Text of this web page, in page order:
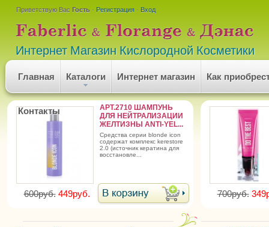
Приветствую Вас Гость · Регистрация · Вход
Интернет Магазин Кислородной Косметики
Главная Каталоги Интернет магазин Как
Контакты
АРТ.2710 ШАМПУНЬ
ДЛЯ НЕЙТРАЛИЗАЦИИ
ЖЕЛТИЗНЫ ANTI-YEL...
средства серии blonde icon
содержат комплекс kerestore
2.0 (источник кератина для
восстановле...
600руб. 449руб. 700руб.